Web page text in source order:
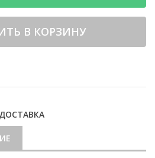
В КОРЗИНУ
ДОСТАВКА